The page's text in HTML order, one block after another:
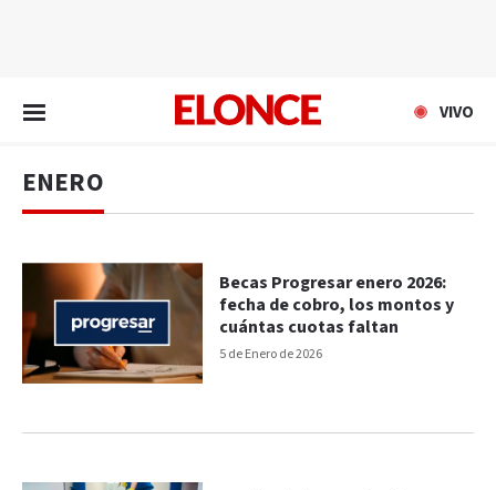
VIVO
ENERO
5 de Enero de 2026
Becas Progresar enero 2026:
fecha de cobro, los montos y
cuántas cuotas faltan